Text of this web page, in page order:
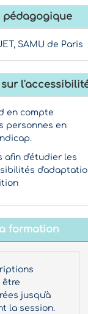
pédagogique
SAMU de Paris
en compte
personnes en
afin d'étudier les
formation
être
jusqu'à
la session.